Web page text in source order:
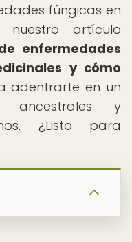
fúngicas en
nuestro artículo
enfermedades
y cómo
adentrarte en un
ancestrales y
¿Listo para